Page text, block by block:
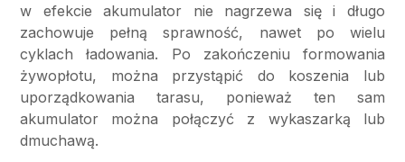
w efekcie akumulator nie nagrzewa się i długo
zachowuje pełną sprawność, nawet po wielu
cyklach ładowania. Po zakończeniu formowania
żywopłotu, można przystąpić do koszenia lub
uporządkowania tarasu, ponieważ ten sam
akumulator można połączyć z wykaszarką lub
dmuchawą.